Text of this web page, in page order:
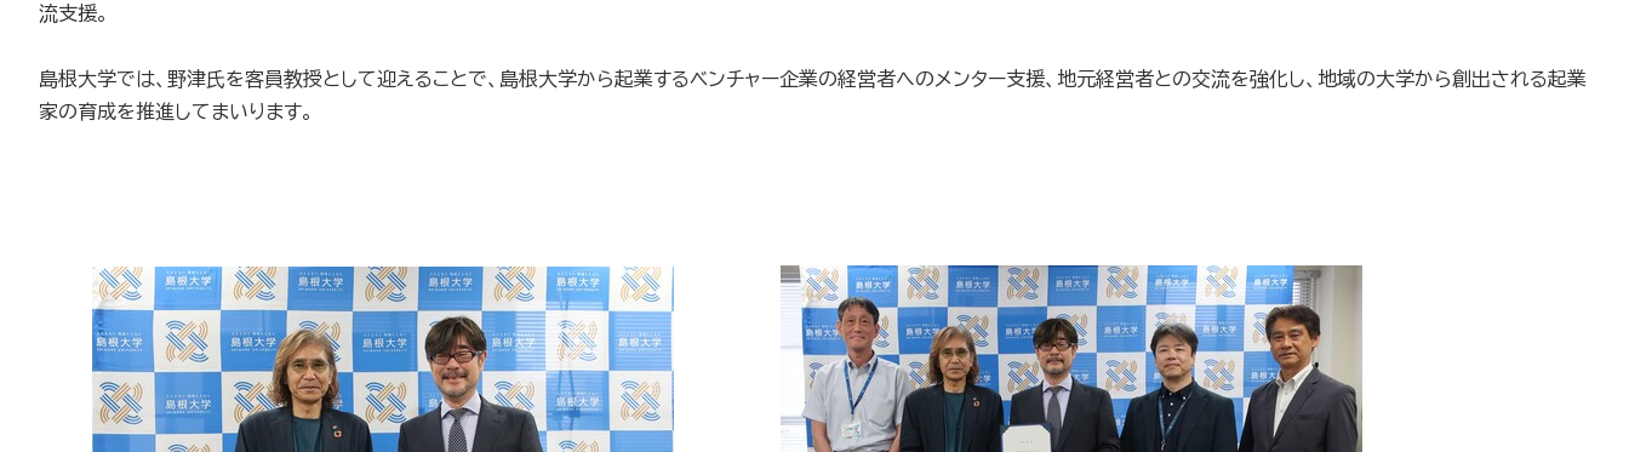
流支援。
島根大学では、野津氏を客員教授として迎えることで、島根大学から起業するベンチャー企業の経営者へのメンター支援、地元経営者との交流を強化し、地域の大学から創出される起業
家の育成を推進してまいります。